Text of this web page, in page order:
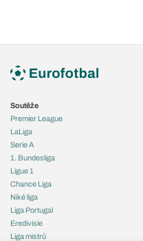
Soutěže
Premier League
LaLiga
Serie A
1. Bundesliga
Ligue 1
Chance Liga
Niké liga
Liga Portugal
Eredivisie
Liga mistrů